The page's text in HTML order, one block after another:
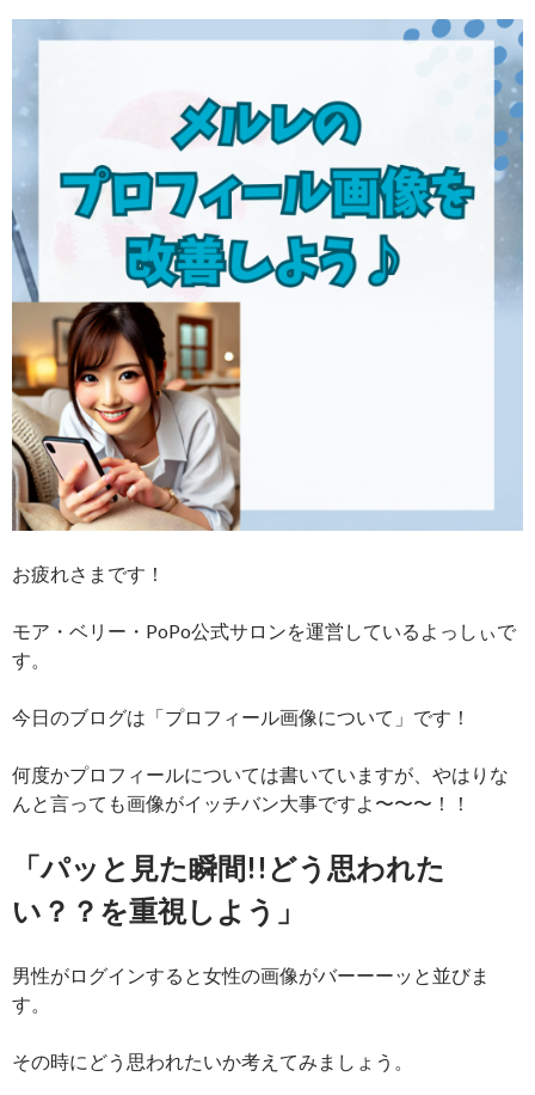
お疲れさまです！
モア・ベリー・PoPo公式サロンを運営しているよっしぃで
す。
今日のブログは「プロフィール画像について」です！
何度かプロフィールについては書いていますが、やはりな
んと言っても画像がイッチバン大事ですよ〜〜〜！！
「パッと見た瞬間!!どう思われた
い？？を重視しよう」
男性がログインすると女性の画像がバーーーッと並びま
す。
その時にどう思われたいか考えてみましょう。